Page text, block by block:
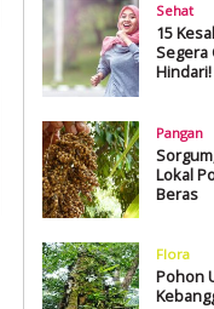
Sehat
15
Segera
Hindari!
Pangan
Lokal
Beras
Flora
Pohon